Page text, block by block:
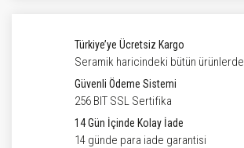
Türkiye’ye Ücretsiz Kargo
Seramik haricindeki bütün ürünlerde
Güvenli Ödeme Sistemi
256 BIT SSL Sertifika
14 Gün İçinde Kolay İade
14 günde para iade garantisi